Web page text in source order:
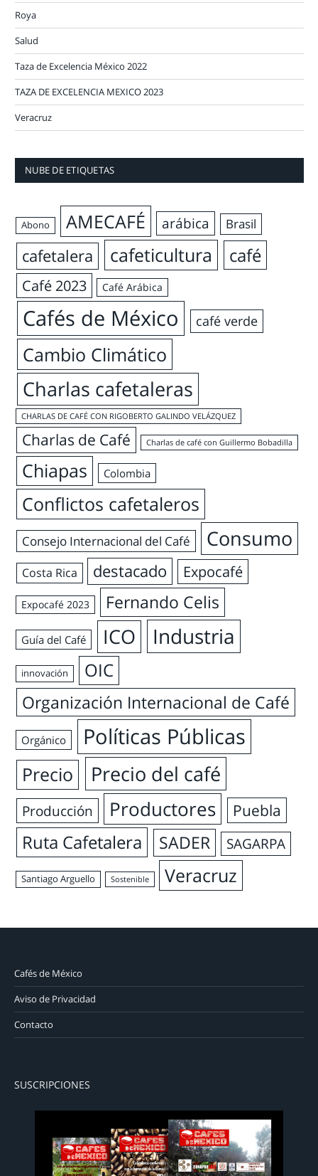
Roya
Salud
Taza de Excelencia México 2022
TAZA DE EXCELENCIA MEXICO 2023
Veracruz
NUBE DE ETIQUETAS
Abono AMECAFÉ arábica Brasil
cafetalera cafeticultura café
Café 2023 Café Arábica
Cafés de México café verde
Cambio Climático
Charlas cafetaleras
CHARLAS DE CAFÉ CON RIGOBERTO GALINDO VELÁZQUEZ
Charlas de Café Charlas de café con Guillermo Bobadilla
Chiapas Colombia
Conflictos cafetaleros
Consejo Internacional del Café Consumo
Costa Rica destacado Expocafé
Expocafé 2023 Fernando Celis
Guía del Café ICO Industria
innovación
OIC
Organización Internacional de Café
Orgánico Políticas Públicas
Precio Precio del café
Producción Productores Puebla
Ruta Cafetalera SADER SAGARPA
Santiago Arguello Sostenible Veracruz
Cafés de México
Aviso de Privacidad
Contacto
SUSCRIPCIONES